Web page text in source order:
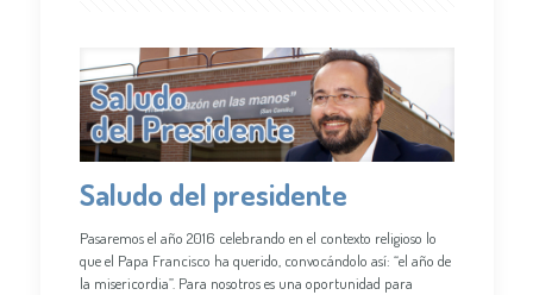
Saludo del presidente
Pasaremos el año 2016 celebrando en el contexto religioso lo
que el Papa Francisco ha querido, convocándolo así: “el año de
la misericordia”. Para nosotros es una oportunidad para